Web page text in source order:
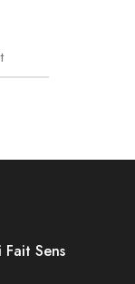
Sens